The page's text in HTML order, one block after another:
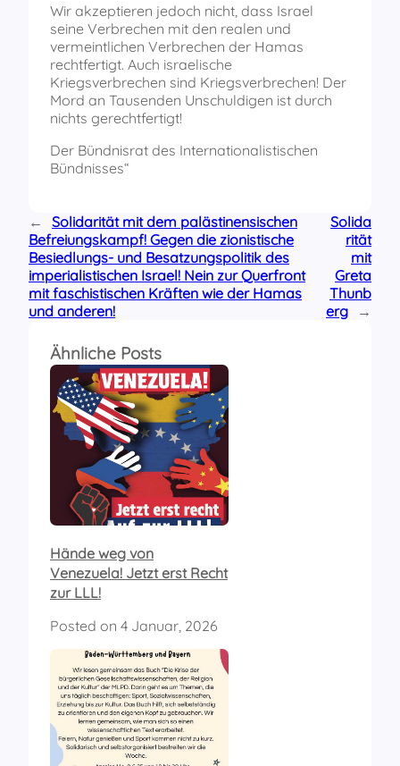
Wir akzeptieren jedoch nicht, dass Israel
seine Verbrechen mit den realen und
vermeintlichen Verbrechen der Hamas
rechtfertigt. Auch israelische
Kriegsverbrechen sind Kriegsverbrechen! Der
Mord an Tausenden Unschuldigen ist durch
nichts gerechtfertigt!
Der Bündnisrat des Internationalistischen
Bündnisses“
←
Solidarität mit dem palästinensischen
Befreiungskampf! Gegen die zionistische
Besiedlungs- und Besatzungspolitik des
imperialistischen Israel! Nein zur Querfront
mit faschistischen Kräften wie der Hamas
und anderen!
Solida
rität
mit
Greta
Thunb
erg
→
Ähnliche Posts
Hände weg von
Venezuela! Jetzt erst Recht
zur LLL!
Posted on 4 Januar, 2026